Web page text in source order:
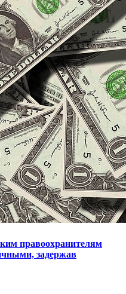
правоохранителям
задержав